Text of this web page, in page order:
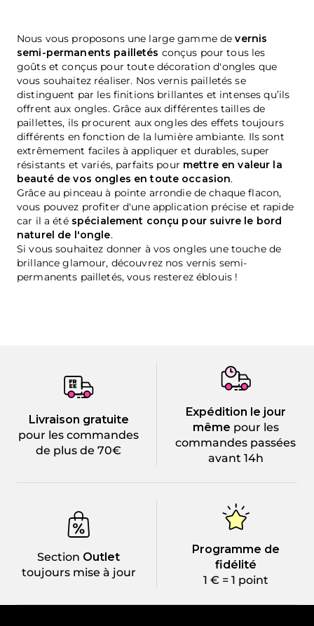
Nous vous proposons une large gamme devernis
semi-permanents pailletés conçus pour tous les
goûts et conçus pour toute décoration d'ongles que
vous souhaitez réaliser. Nos vernis pailletés se
distinguent par les finitions brillantes et intenses qu’ils
offrent aux ongles. Grâce aux différentes tailles de
paillettes, ils procurent aux ongles des effets toujours
différents en fonction de la lumière ambiante. Ils sont
extrêmement faciles à appliquer et durables, super
résistants et variés, parfaits pour mettre en valeur la
beauté de vos ongles en toute occasion.
Grâce au pinceau à pointe arrondie de chaque flacon,
vous pouvez profiter d'une application précise et rapide
car il a été spécialement conçu pour suivre le bord
naturel de l'ongle.
Si vous souhaitez donner à vos ongles une touche de
brillance glamour, découvrez nos vernis semi-
permanents pailletés, vous resterez éblouis !
Livraison gratuite
pour les commandes
de plus de 70€
Expédition le jour
même pour les
commandes passées
avant 14h
Section Outlet
toujours mise à jour
Programme de
fidélité
1 € = 1 point